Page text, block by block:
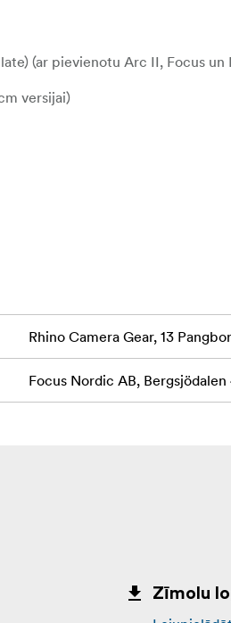
(ar pievienotu Arc II, Focus
versijai)
pilnībā samontētu droši
Rhino Camera Gear, 13
Focus Nordic AB,
Zīmolu